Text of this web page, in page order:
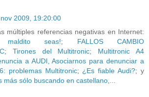
2009, 19:20:00
múltiples referencias negativas en Internet:
maldito seas!; FALLOS CAMBIO
; Tirones del Multitronic; Multitronic A4
a AUDI, Asociarnos para denunciar a
problemas Multitronic; ¿Es fiable Audi?; y
más sólo buscando en castellano,...